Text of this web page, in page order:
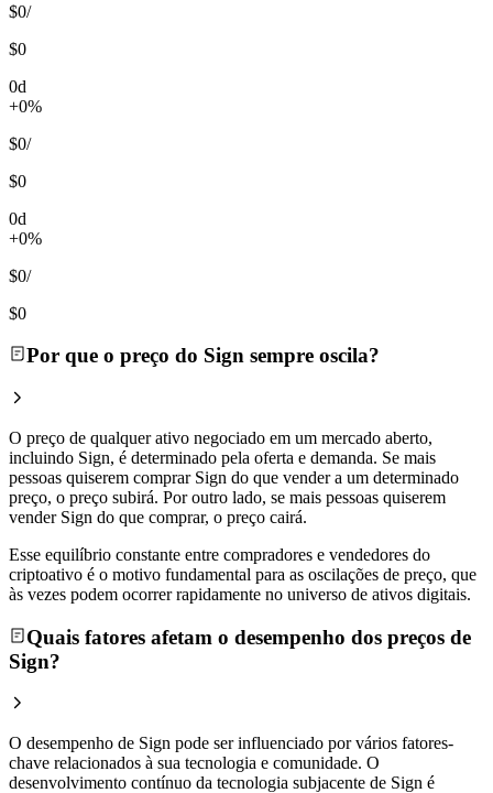
$0/
$0
0d
+0%
$0/
$0
0d
+0%
$0/
$0
Por que o preço do Sign sempre oscila?
O preço de qualquer ativo negociado em um mercado aberto,
incluindo Sign, é determinado pela oferta e demanda. Se mais
pessoas quiserem comprar Sign do que vender a um determinado
preço, o preço subirá. Por outro lado, se mais pessoas quiserem
vender Sign do que comprar, o preço cairá.
Esse equilíbrio constante entre compradores e vendedores do
criptoativo é o motivo fundamental para as oscilações de preço, que
às vezes podem ocorrer rapidamente no universo de ativos digitais.
Quais fatores afetam o desempenho dos preços de
Sign?
O desempenho de Sign pode ser influenciado por vários fatores-
chave relacionados à sua tecnologia e comunidade. O
desenvolvimento contínuo da tecnologia subjacente de Sign é